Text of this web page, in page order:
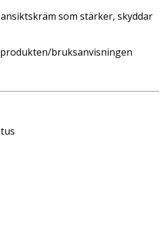
som stärker, skyddar
bruksanvisningen